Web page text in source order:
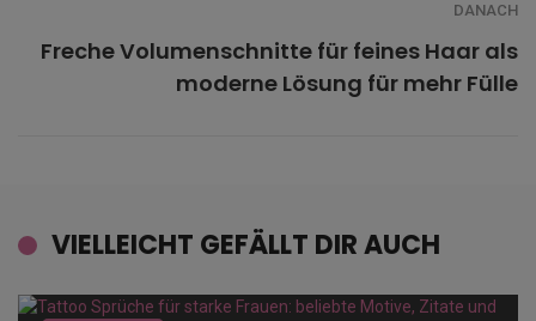
DANACH
Freche Volumenschnitte für feines Haar als
moderne Lösung für mehr Fülle
VIELLEICHT GEFÄLLT DIR AUCH